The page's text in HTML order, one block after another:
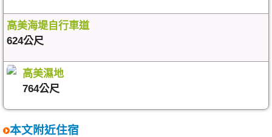
高美海堤自行車道
624公尺
高美濕地
764公尺
本文附近住宿